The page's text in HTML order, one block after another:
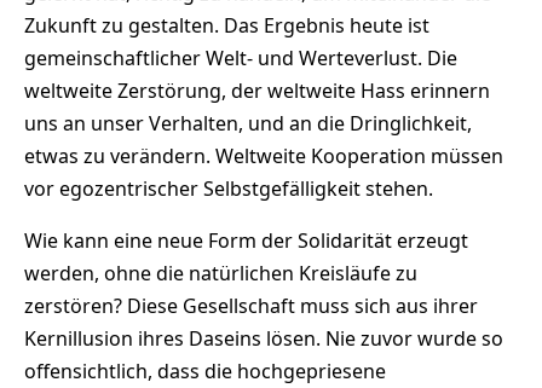
Zukunft zu gestalten. Das Ergebnis heute ist
gemeinschaftlicher Welt- und Werteverlust. Die
weltweite Zerstörung, der weltweite Hass erinnern
uns an unser Verhalten, und an die Dringlichkeit,
etwas zu verändern. Weltweite Kooperation müssen
vor egozentrischer Selbstgefälligkeit stehen.
Wie kann eine neue Form der Solidarität erzeugt
werden, ohne die natürlichen Kreisläufe zu
zerstören? Diese Gesellschaft muss sich aus ihrer
Kernillusion ihres Daseins lösen. Nie zuvor wurde so
offensichtlich, dass die hochgepriesene